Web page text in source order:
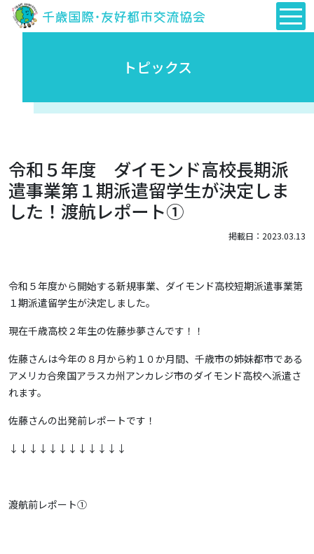
トピックス
令和５年度 ダイモンド高校長期派
遣事業第１期派遣留学生が決定しま
した！渡航レポート①
掲載日：2023.03.13
令和５年度から開始する新規事業、ダイモンド高校短期派遣事業第
１期派遣留学生が決定しました。
現在千歳高校２年生の佐藤歩夢さんです！！
佐藤さんは今年の８月から約１０か月間、千歳市の姉妹都市である
アメリカ合衆国アラスカ州アンカレジ市のダイモンド高校へ派遣さ
れます。
佐藤さんの出発前レポートです！
↓↓↓↓↓↓↓↓↓↓↓↓
渡航前レポート①